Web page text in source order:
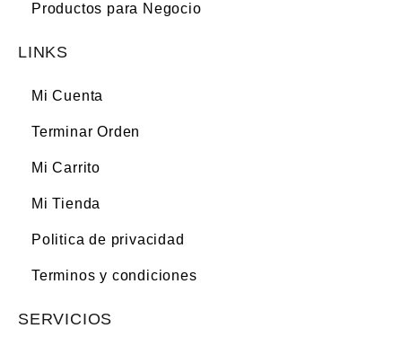
Productos para Negocio
LINKS
Mi Cuenta
Terminar Orden
Mi Carrito
Mi Tienda
Politica de privacidad
Terminos y condiciones
SERVICIOS